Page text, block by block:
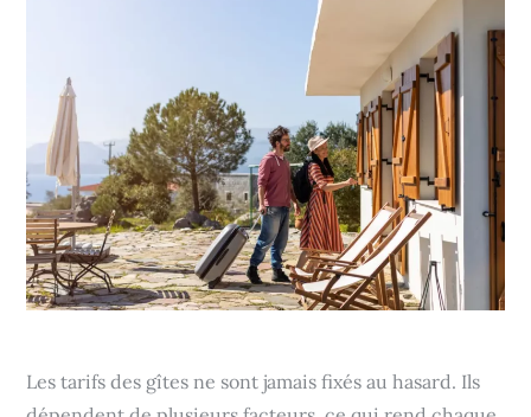
Les tarifs des gîtes ne sont jamais fixés au hasard. Ils